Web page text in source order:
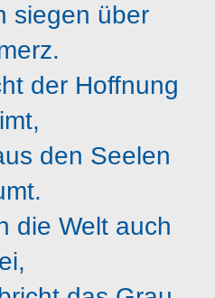
siegen über
der Hoffnung
den Seelen
die Welt auch